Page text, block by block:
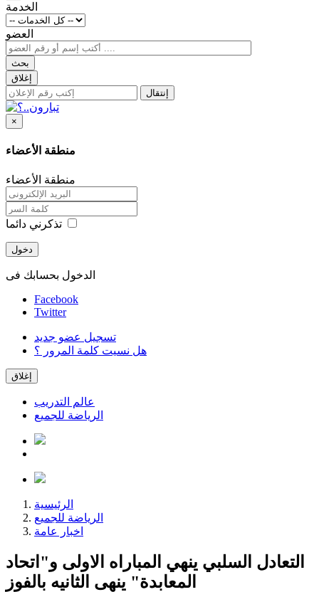
الخدمة
العضو
بحث
إغلاق
إنتقال
×
منطقة الأعضاء
منطقة الأعضاء
دخول
الدخول بحسابك فى
Facebook
Twitter
تسجيل عضو جديد
هل نسيت كلمة المرور ؟
إغلاق
عالم التدريب
الرياضة للجميع
الرئيسية
الرياضة للجميع
اخبار عامة
التعادل السلبي ينهي المباراه الاولى و"اتحاد
المعابدة" ينهى الثانيه بالفوز